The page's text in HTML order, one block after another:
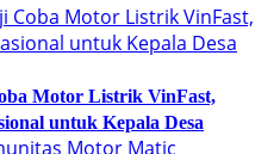
Motor Listrik VinFast,
untuk Kepala Desa